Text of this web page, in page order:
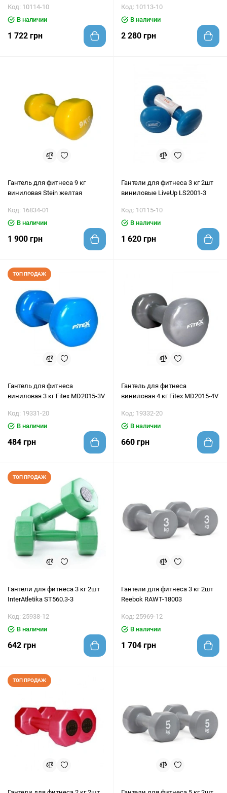
Код: 10114-10
В наличии
1 722 грн
Код: 10113-10
В наличии
2 280 грн
Гантель для фитнеса 9 кг
виниловая Stein желтая
Код: 16834-01
В наличии
1 900 грн
Гантели для фитнеса 3 кг 2шт
виниловые LiveUp LS2001-3
Код: 10115-10
В наличии
1 620 грн
ТОП ПРОДАЖ
Гантель для фитнеса
виниловая 3 кг Fitex MD2015-3V
Код: 19331-20
В наличии
484 грн
Гантель для фитнеса
виниловая 4 кг Fitex MD2015-4V
Код: 19332-20
В наличии
660 грн
ТОП ПРОДАЖ
Гантели для фитнеса 3 кг 2шт
InterAtletika ST560.3-3
Код: 25938-12
В наличии
642 грн
Гантели для фитнеса 3 кг 2шт
Reebok RAWT-18003
Код: 25969-12
В наличии
1 704 грн
ТОП ПРОДАЖ